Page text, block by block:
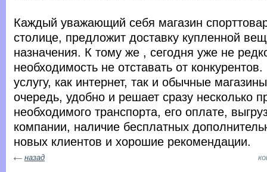
Каждый уважающий себя магазин
столице, предложит доставку купленной
назначения. К тому же , сегодня уже не
необходимость не отставать от
услугу, как интернет, так и обычные
очередь, удобно и решает сразу несколько
необходимого транспорта, его оплате,
компании, наличие бесплатных
новых клиентов и хорошие рекомендации.
назад